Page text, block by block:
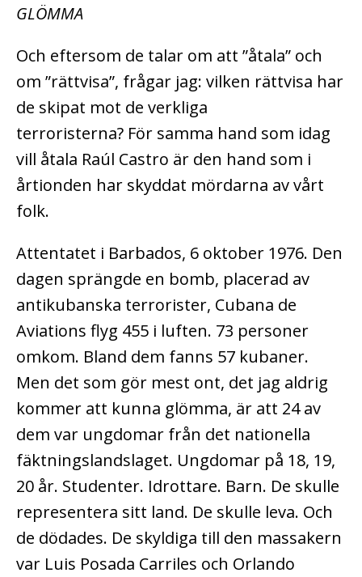
GLÖMMA
Och eftersom de talar om att ”åtala” och
om ”rättvisa”, frågar jag: vilken rättvisa har
de skipat mot de verkliga
terroristerna? För samma hand som idag
vill åtala Raúl Castro är den hand som i
årtionden har skyddat mördarna av vårt
folk.
Attentatet i Barbados, 6 oktober 1976. Den
dagen sprängde en bomb, placerad av
antikubanska terrorister, Cubana de
Aviations flyg 455 i luften. 73 personer
omkom. Bland dem fanns 57 kubaner.
Men det som gör mest ont, det jag aldrig
kommer att kunna glömma, är att 24 av
dem var ungdomar från det nationella
fäktningslandslaget. Ungdomar på 18, 19,
20 år. Studenter. Idrottare. Barn. De skulle
representera sitt land. De skulle leva. Och
de dödades. De skyldiga till den massakern
var Luis Posada Carriles och Orlando